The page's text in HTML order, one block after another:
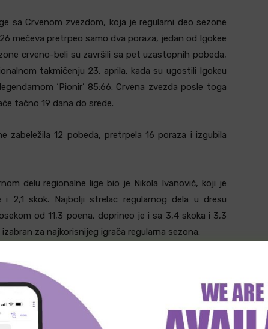
sa Crvenom zvezdom, koja je regularni deo sezone
mečeva pretrpeo samo dva poraza, jedan od Igokee
crveno-beli su završili sa pet uzastopnih pobeda,
takmičenju 23. aprila, kada su ugostili Igokeu
‘Pionir’ 85:66. Crvena zvezda posle toga
tačno 19 dana do srede.
zabeležila 12 pobeda, pretrpela 16 poraza i izgubila
delu regionalne lige bio je Nikola Ivanović, koji je
2,1 skok. Najbolji strelac regularnog dela u dresu
od 11,3 poena, doprineo je i sa 3,4 skoka i 3,3
za najkorisnijeg igrača regularna sezona.
je u ekstra rundi plej-ofa savladala Igokeu m:tel i
sezone. Zmajevi su poslednji put na parket stupili u
nacionalnog šampionata u Hali Tivoli savladali Krku iz